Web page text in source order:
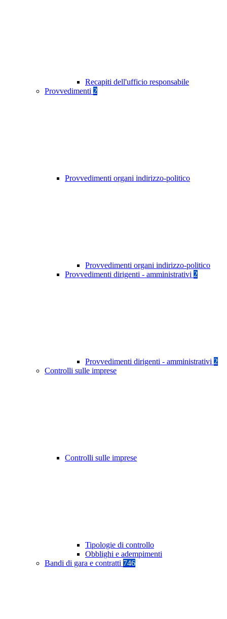
Recapiti dell'ufficio responsabile
Provvedimenti 2
Provvedimenti organi indirizzo-politico
Provvedimenti organi indirizzo-politico
Provvedimenti dirigenti - amministrativi 2
Provvedimenti dirigenti - amministrativi 2
Controlli sulle imprese
Controlli sulle imprese
Tipologie di controllo
Obblighi e adempimenti
Bandi di gara e contratti 746